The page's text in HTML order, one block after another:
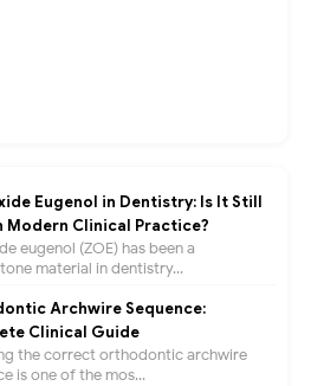
Eugenol in Dentistry: Is It Still
Modern Clinical Practice?
eugenol (ZOE) has been a
material in dentistry...
Archwire Sequence:
Clinical Guide
the correct orthodontic archwire
is one of the mos...